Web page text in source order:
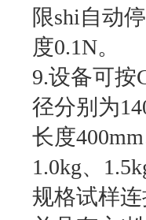
限shi自动
度0.1N。
9.设备可按
径分别为
长度
1.0kg、
规格试样